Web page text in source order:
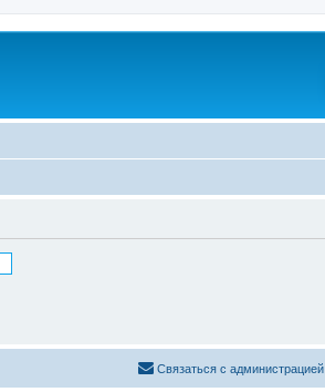
Связаться с администрацией